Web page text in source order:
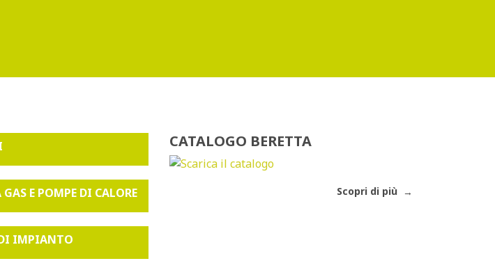
E POMPE DI CALORE
IMPIANTO
CATALOGO BERETTA
Scopri di più